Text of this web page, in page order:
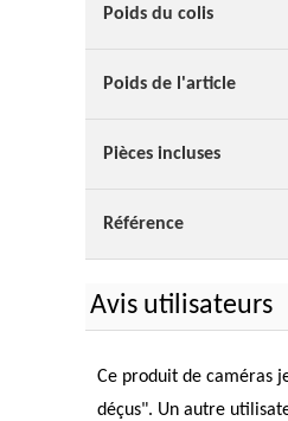
Poids du colis
Poids de l'article
Pièces incluses
Référence
Avis utilisateurs
Ce produit de caméras
déçus". Un autre